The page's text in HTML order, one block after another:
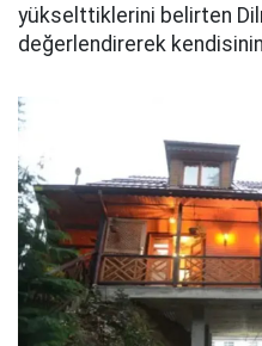
yükselttiklerini belirten
değerlendirerek